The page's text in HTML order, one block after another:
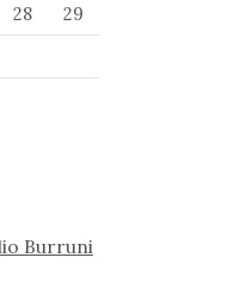
28
29
Burruni